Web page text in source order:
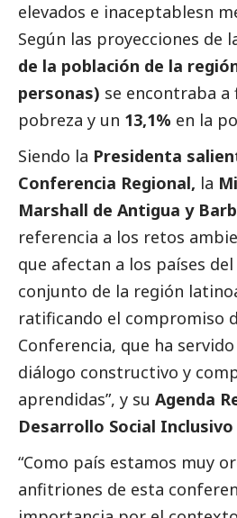
elevados e inaceptablesn
Según las proyecciones de
de la población de la
personas) se encontraba a
pobreza y un 13,1% en la
Siendo la Presidenta
Conferencia Regional, la
Marshall de Antigua y
referencia a los retos
que afectan a los países
conjunto de la región
ratificando el compromiso
Conferencia, que ha
diálogo constructivo y
aprendidas”, y su Agenda
Desarrollo Social Inclusivo
“Como país estamos muy
anfitriones de esta